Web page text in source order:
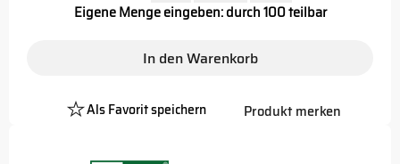
Eigene Menge eingeben: durch 100 teilbar
In den Warenkorb
Als Favorit speichern
Platzhalter
Produkt merken